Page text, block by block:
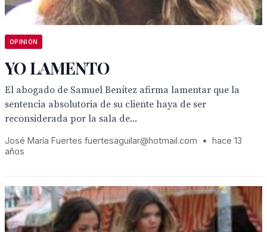
OPINIÓN
YO LAMENTO
El abogado de Samuel Benítez afirma lamentar que la
sentencia absolutoria de su cliente haya de ser
reconsiderada por la sala de...
José María Fuertes fuertesaguilar@hotmail.com • hace 13
años